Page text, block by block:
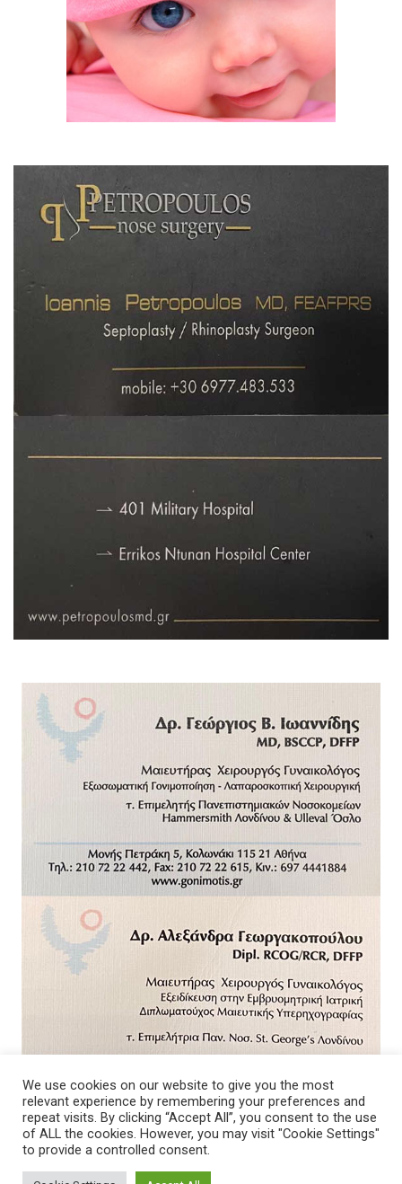
We use cookies on our website to give you the most
relevant experience by remembering your preferences and
repeat visits. By clicking “Accept All”, you consent to the use
of ALL the cookies. However, you may visit "Cookie Settings"
to provide a controlled consent.